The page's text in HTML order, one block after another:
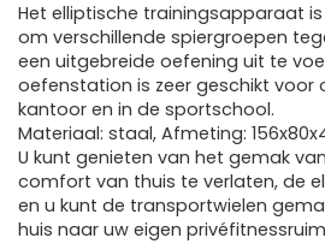
Het elliptische trainingsapparaat
om verschillende spiergroepen
een uitgebreide oefening uit te
oefenstation is zeer geschikt voor
kantoor en in de sportschool.
Materiaal: staal, Afmeting:
U kunt genieten van het gemak
comfort van thuis te verlaten, de
en u kunt de transportwielen
huis naar uw eigen